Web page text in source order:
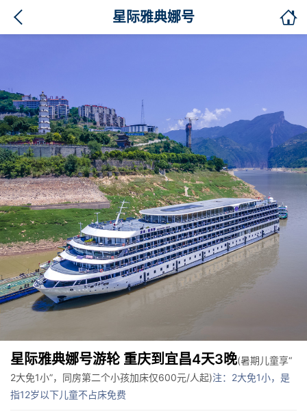
星际雅典娜号 
星际雅典娜号游轮 重庆到宜昌4天3晚(暑期儿童享“
2大免1小”，同房第二个小孩加床仅600元/人起)注：2大免1小，是
指12岁以下儿童不占床免费